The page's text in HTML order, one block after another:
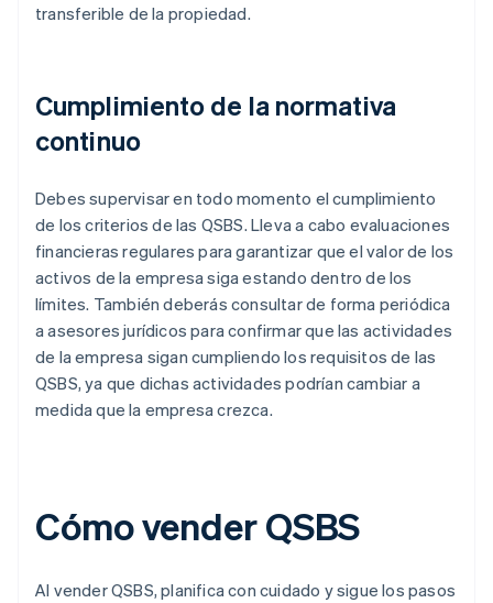
transferible de la propiedad.
Cumplimiento de la normativa
continuo
Debes supervisar en todo momento el cumplimiento
de los criterios de las QSBS. Lleva a cabo evaluaciones
financieras regulares para garantizar que el valor de los
activos de la empresa siga estando dentro de los
límites. También deberás consultar de forma periódica
a asesores jurídicos para confirmar que las actividades
de la empresa sigan cumpliendo los requisitos de las
QSBS, ya que dichas actividades podrían cambiar a
medida que la empresa crezca.
Cómo vender QSBS
Al vender QSBS, planifica con cuidado y sigue los pasos